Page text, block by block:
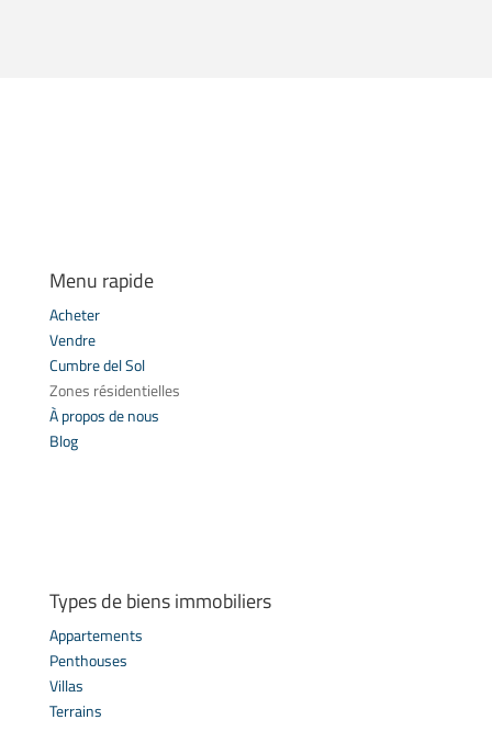
Menu rapide
Acheter
Vendre
Cumbre del Sol
Zones résidentielles
À propos de nous
Blog
Types de biens immobiliers
Appartements
Penthouses
Villas
Terrains